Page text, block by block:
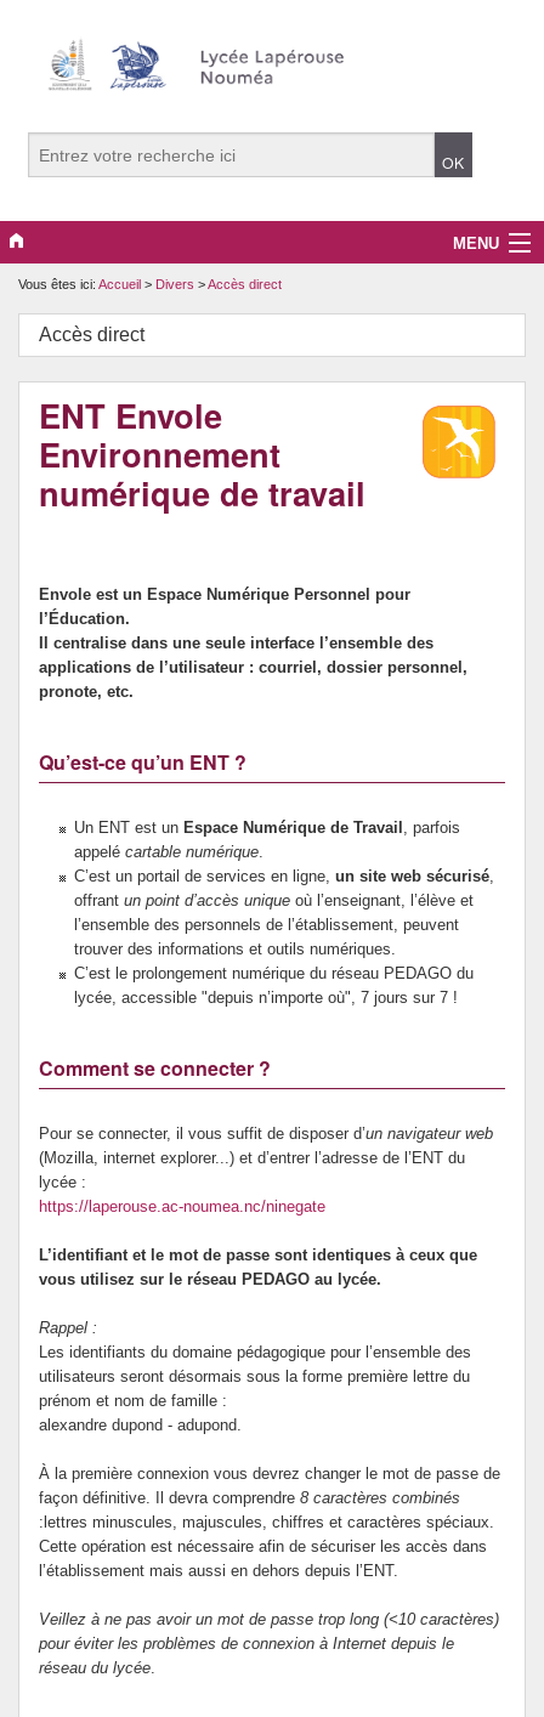
MENU
Le lycée
Les ressources
Enseignement secondaire
CPGE Lettres / SH
Vous êtes ici: Accueil > Divers >Accès direct
Accès direct
ENT Envole
Environnement
numérique de travail
Envole est un Espace Numérique Personnel pour
l’Éducation.
Il centralise dans une seule interface l’ensemble des
applications de l’utilisateur : courriel, dossier personnel,
pronote, etc.
Qu’est-ce qu’un ENT ?
Un ENT est un Espace Numérique de Travail
, parfois
appelé cartable numérique.
C’est un portail de services en ligne, un site web sécurisé,
offrant un point d’accès uniqueoù l’enseignant, l’élève et
l’ensemble des personnels de l’établissement, peuvent
trouver des informations et outils numériques.
C’est le prolongement numérique du réseau PEDAGO du
lycée, accessible "depuis n’importe où", 7 jours sur 7 !
Comment se connecter ?
Pour se connecter, il vous suffit de disposer d’un navigateur web
(Mozilla, internet explorer...) et d’entrer l’adresse de l’ENT du
lycée :
https://laperouse.ac-noumea.nc/ninegate
L’identifiant et le mot de passe sont identiques à ceux que
vous utilisez sur le réseau PEDAGO au lycée.
Rappel :
Les identifiants du domaine pédagogique pour l’ensemble des
utilisateurs seront désormais sous la forme première lettre du
prénom et nom de famille :
alexandre dupond - adupond.
À la première connexion vous devrez changer le mot de passe de
façon définitive. Il devra comprendre 8 caractères combinés
:lettres minuscules, majuscules, chiffres et caractères spéciaux.
Cette opération est nécessaire afin de sécuriser les accès dans
l’établissement mais aussi en dehors depuis l’ENT.
Veillez à ne pas avoir un mot de passe trop long (<10 caractères)
pour éviter les problèmes de connexion à Internet depuis le
réseau du lycée